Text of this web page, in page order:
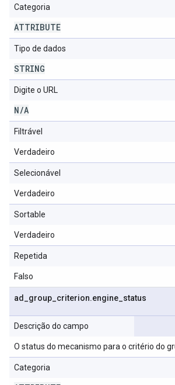
Categoria
ATTRIBUTE
Tipo de dados
STRING
Digite o URL
N/A
Filtrável
Verdadeiro
Selecionável
Verdadeiro
Sortable
Verdadeiro
Repetida
Falso
ad group criterion.engine status
Descrição do campo
O status do mecanismo para o critério do
Categoria